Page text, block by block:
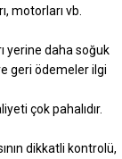
motorları vb.
yerine daha soğuk
geri ödemeler ilgi
çok pahalıdır.
dikkatli kontrolü,